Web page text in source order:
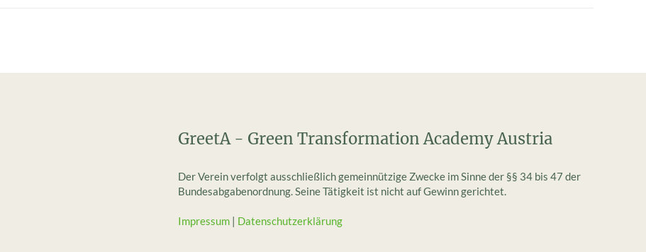
GreetA - Green Transformation Academy Austria
Der Verein verfolgt ausschließlich gemeinnützige Zwecke im Sinne der §§ 34 bis 47 der
Bundesabgabenordnung. Seine Tätigkeit ist nicht auf Gewinn gerichtet.
Impressum | Datenschutzerklärung